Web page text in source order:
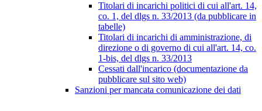
Titolari di incarichi politici di cui all'art. 14,
co. 1, del dlgs n. 33/2013 (da pubblicare in
tabelle)
Titolari di incarichi di amministrazione, di
direzione o di governo di cui all'art. 14, co.
1-bis, del dlgs n. 33/2013
Cessati dall'incarico (documentazione da
pubblicare sul sito web)
Sanzioni per mancata comunicazione dei dati